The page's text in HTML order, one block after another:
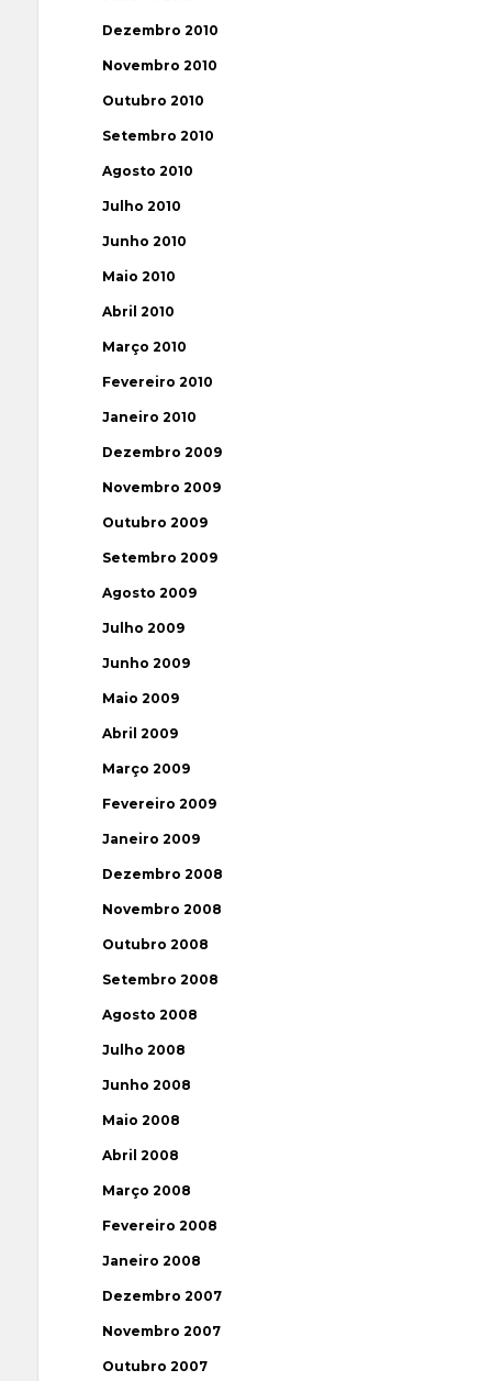
Dezembro 2010
Novembro 2010
Outubro 2010
Setembro 2010
Agosto 2010
Julho 2010
Junho 2010
Maio 2010
Abril 2010
Março 2010
Fevereiro 2010
Janeiro 2010
Dezembro 2009
Novembro 2009
Outubro 2009
Setembro 2009
Agosto 2009
Julho 2009
Junho 2009
Maio 2009
Abril 2009
Março 2009
Fevereiro 2009
Janeiro 2009
Dezembro 2008
Novembro 2008
Outubro 2008
Setembro 2008
Agosto 2008
Julho 2008
Junho 2008
Maio 2008
Abril 2008
Março 2008
Fevereiro 2008
Janeiro 2008
Dezembro 2007
Novembro 2007
Outubro 2007